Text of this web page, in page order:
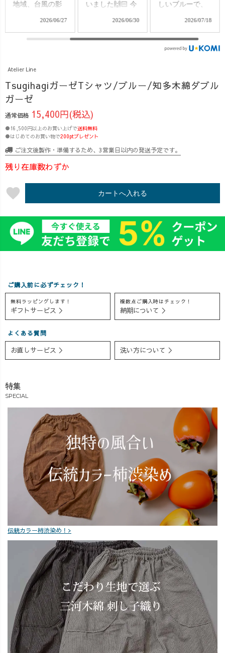
「首元が開きす
涼しく着たいけ
い。」 そんな
お声から生まれ
た、 リネン100%
の新作ワンピー
スがいよいよ登
場します😊 定
番の人気アイテ
ム「カジュアル
ベースに、 風が
通る軽やかな着
心地はそのまま
に、 首元は安心
感のあるデザイ
ンに。 ゆったり
着られるのに、
すっきり見える
ャレが楽しめる
🙌✨ 体のライ
ンを拾いにく
く、 一枚さらっ
然と大人らしく
まとまる一着で
す🌿 さらに、
いた、Tsugihagi
ガーゼTシャツ
リニューアルし
て復刻😍 着用
感やサイズ感、
細かなポイント
は… 📺 6/27(土)
16:30〜のインス
タライブで詳し
くご紹介しま
す！ ぜひライブ
で一緒にチェッ
クしてください
ね😊💕
2026/06/26
地域、台風の影
週末はお出かけ
いますが、 天候
た方もいらっし
ゃるかもしれま
せん🥲 ／ そこで
急遽！ ＼
限定で ✨全品送
料無料キャンペ
ーン✨を開催し
ます🎉 じめじめ
した季節が続き
ますが、 少しで
もおうち時間を
始した ✔ リネン
切替タックワン
ピース ✔ 復刻
の夏を心地よく
過ごせるアイテ
のアーカイブを
ご覧ください😊
雨の日も、おう
ち時間が少し楽
しみになる週末
になりますよう
に☕️✨ UZUiRO
／OREO
2026/06/27
いました🙌🏻 今
ンツ × 靴選び特
集🩰 ご紹介した
プワークパンツ
ながら、 パンツ
わせをご紹介し
パンツにはどん
な靴が合う？」
「スニーカーと
サンダルでは印
象がどう変わ
るコーディネー
トの違いや、 バ
ランスよく見せ
す。 同じトップ
スでも、 パンツ
はどのシルエッ
トが合うか
な？」と迷われ
ている方にも、
パンツ選びの参
考にしていただ
ける内容になっ
ています♪ 今回
もたくさんのコ
メントをいただ
き、ありがとう
アーカイブを残
していますの
で、 見逃した方
もぜひゆっくり
ご覧ください☺️
「このパンツに
はこんな靴も合
わせてみた
い！」 「こんな
組み合わせも見
2026/06/30
Atelier Line
TsugihagiガーゼTシャツ/ブルー/知多木綿ダブル
ガーゼ
通常価格 15,400円(税込)
●16,500円以上のお買い上げで送料無料
●はじめてのお買い物で200ptプレゼント
ご注文後製作・準備するため、3営業日以内の発送予定です。
残り在庫数わずか
favorite カートへ入れる
ご購入前に必ずチェック！
無料ラッピングします！
ギフトサービス ＞
複数点ご購入時はチェック！
納期について ＞
よくある質問
お直しサービス ＞ 洗い方について ＞
特集
SPECIAL
伝統カラー柿渋染め！>